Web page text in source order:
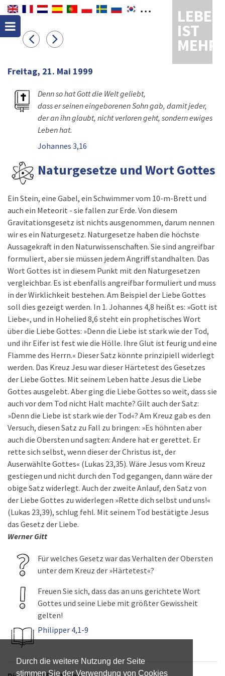
Durch die weitere Nutzung der Seite
stimmen Sie der Verwendung von Cookies
LEBEN
IST
MEHR
Freitag, 21. Mai 1999
Denn so hat Gott die Welt geliebt,
dass er seinen eingeborenen Sohn gab, damit jeder,
der an ihn glaubt, nicht verloren geht, sondern ewiges
Leben hat.
Johannes 3,16
Naturgesetze und Wort Gottes
Ein Stein, eine Gabel, ein Schwimmer vom 10-m-Brett und
auch ein Meteorit - sie fallen zur Erde. Von diesem
Gravitationsgesetz ist nichts ausgenommen, darum nennen
wir es ein Naturgesetz. Naturgesetze haben die höchste
Aussagekraft in den Naturwissenschaften. Sie sind angreifbar
formuliert, aber sie müssen jedem Angriff standhalten. Das
Wort Gottes ist in diesem Punkt mit den Naturgesetzen
vergleichbar. Es ist ebenfalls angreifbar formuliert und muss
in der Wirklichkeit bestehen. Am Beispiel der Liebe Gottes
soll dies gezeigt werden. In 1. Johannes 4,8 heißt es: »Gott ist
Liebe«, und in Hohelied 8,6 steht ein prophetisches Wort
über die Liebe Gottes: »Denn die Liebe ist stark wie der Tod,
und ihr Eifer ist fest wie die Hölle. Ihre Glut ist feurig und eine
Flamme des Herrn.« Dieser Satz könnte prinzipiell widerlegt
werden. Das Kreuz Jesu war dieser Härtetest des Gesetzes
der Liebe Gottes. Mit seinem Leben hatte Jesus die Liebe
Gottes ausgelebt. Aber ging die Liebe Gottes so weit, dass sie
auch vor dem Tod nicht Halt machte? Gilt auch der Satz:
»Denn die Liebe ist stark wie der Tod«? Am Kreuz gab es den
Versuch, diesen Satz zu Fall zu bringen: »Es höhnten aber
auch die Obersten und sagten: Andere hat er gerettet. Er
rette sich selbst, wenn dieser der Christus ist, der
Auserwählte Gottes« (Lukas 23,35). Wäre Jesus vom Kreuz
gestiegen und nicht durch den Tod gegangen, dann wäre der
obige Satz widerlegt. Auch der zweite Anlauf, den Satz von
der Liebe Gottes zu widerlegen »Rette dich selbst und uns!«
(Lukas 23,39), schlug fehl. Mit seinem Tod bestätigte Jesus
das Gesetz der Liebe.
Werner Gitt
Für welches Gesetz war das Verhalten der Obersten
unter dem Kreuz der »Härtetest«?
Freuen Sie sich, dass das an uns gerichtete Wort
Gottes und seine Liebe mit größter Gewissheit
gelten!
Philipper 4,1-9